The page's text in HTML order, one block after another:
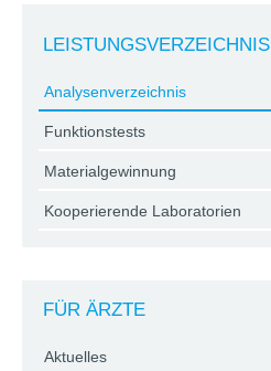
LEISTUNGSVERZEICHNIS
Analysenverzeichnis
Funktionstests
Materialgewinnung
Kooperierende Laboratorien
FÜR ÄRZTE
Aktuelles